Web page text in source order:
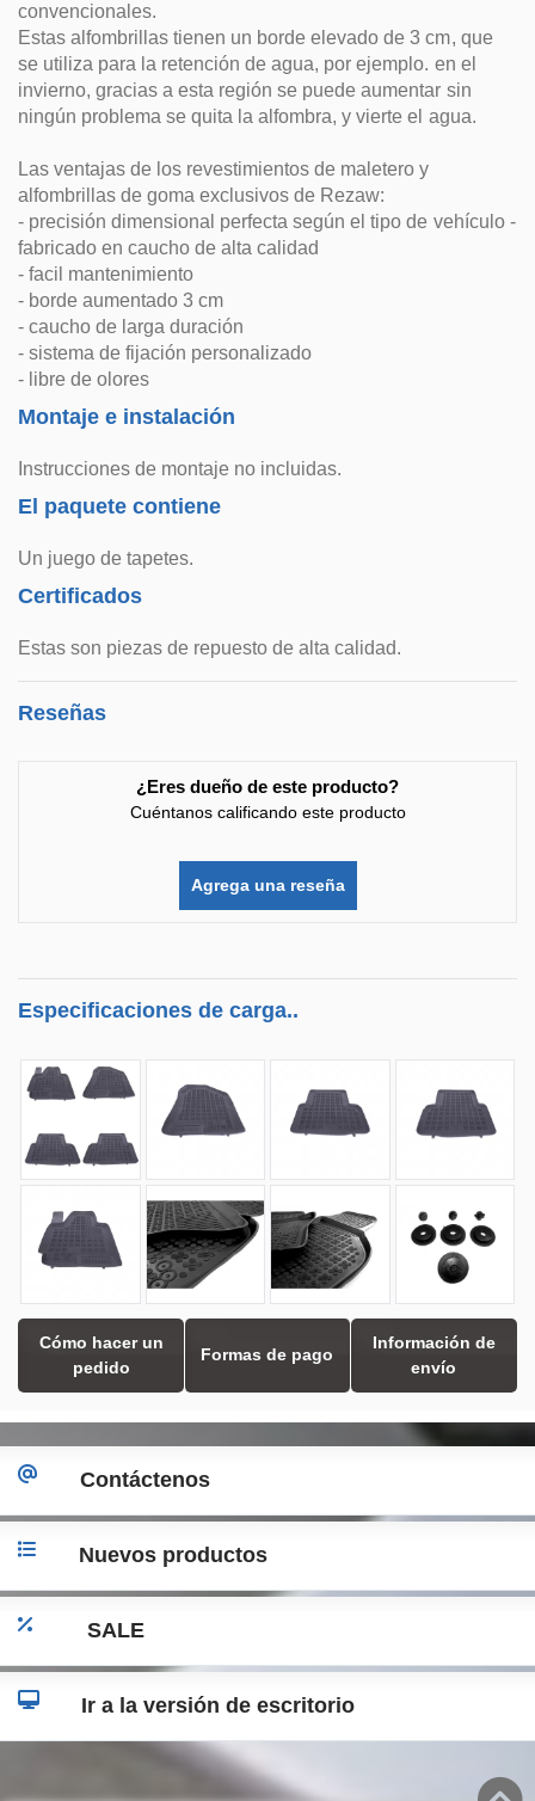
convencionales.
Estas alfombrillas tienen un borde elevado de 3 cm, que
se utiliza para la retención de agua, por ejemplo. en el
invierno, gracias a esta región se puede aumentar sin
ningún problema se quita la alfombra, y vierte el agua.
Las ventajas de los revestimientos de maletero y
alfombrillas de goma exclusivos de Rezaw:
- precisión dimensional perfecta según el tipo de vehículo -
fabricado en caucho de alta calidad
- facil mantenimiento
- borde aumentado 3 cm
- caucho de larga duración
- sistema de fijación personalizado
- libre de olores
Montaje e instalación
Instrucciones de montaje no incluidas.
El paquete contiene
Un juego de tapetes.
Certificados
Estas son piezas de repuesto de alta calidad.
Reseñas
¿Eres dueño de este producto?
Cuéntanos calificando este producto
Agrega una reseña
Especificaciones de carga..
Cómo hacer un
pedido
Formas de pago
Información de
envío
Contáctenos
Nuevos productos
SALE
Ir a la versión de escritorio